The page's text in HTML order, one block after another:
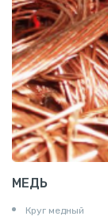
МЕДЬ
Круг медный